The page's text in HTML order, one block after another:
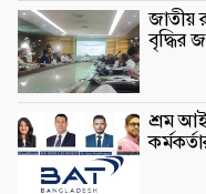
জাতীয়
বৃদ্ধির
শ্রম